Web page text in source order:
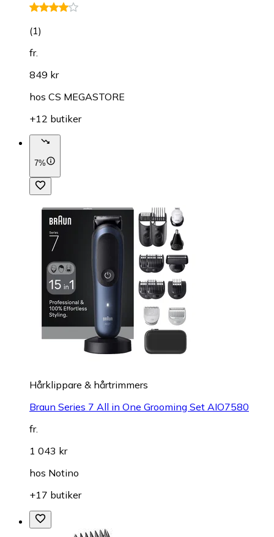
(1)
fr.
849 kr
hos CS MEGASTORE
+12 butiker
7%
Hårklippare & hårtrimmers
Braun Series 7 All in One Grooming Set AIO7580
fr.
1 043 kr
hos Notino
+17 butiker